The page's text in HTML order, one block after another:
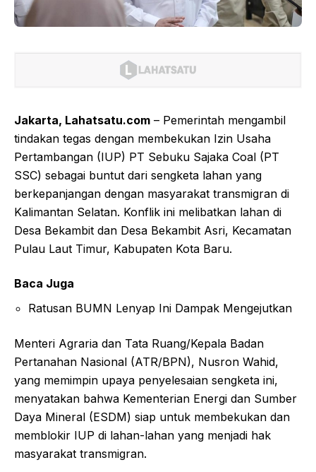
Jakarta, Lahatsatu.com – Pemerintah mengambil
tindakan tegas dengan membekukan Izin Usaha
Pertambangan (IUP) PT Sebuku Sajaka Coal (PT
SSC) sebagai buntut dari sengketa lahan yang
berkepanjangan dengan masyarakat transmigran di
Kalimantan Selatan. Konflik ini melibatkan lahan di
Desa Bekambit dan Desa Bekambit Asri, Kecamatan
Pulau Laut Timur, Kabupaten Kota Baru.
Baca Juga
Ratusan BUMN Lenyap Ini Dampak Mengejutkan
Menteri Agraria dan Tata Ruang/Kepala Badan
Pertanahan Nasional (ATR/BPN), Nusron Wahid,
yang memimpin upaya penyelesaian sengketa ini,
menyatakan bahwa Kementerian Energi dan Sumber
Daya Mineral (ESDM) siap untuk membekukan dan
memblokir IUP di lahan-lahan yang menjadi hak
masyarakat transmigran.